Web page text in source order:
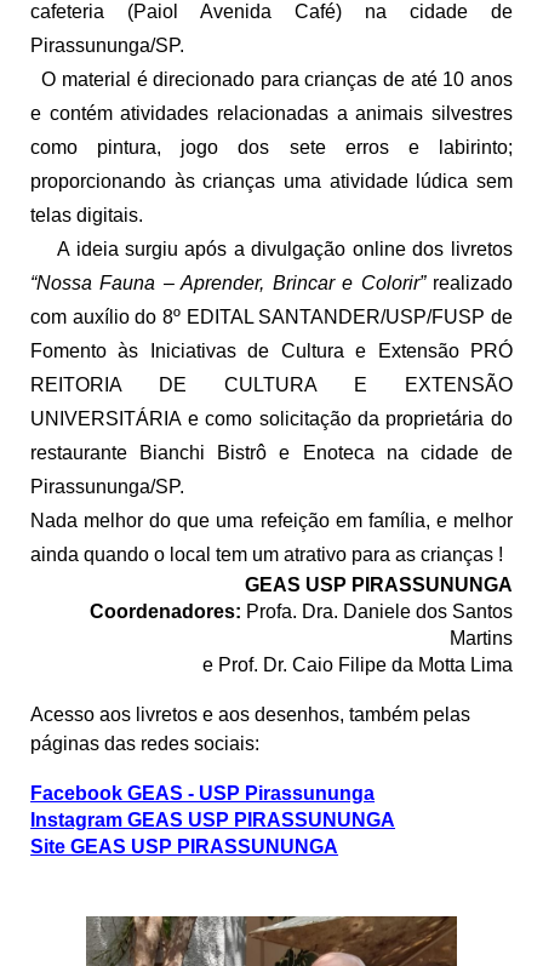
cafeteria (Paiol Avenida Café) na cidade de
Pirassununga/SP.
O material é direcionado para crianças de até 10 anos
e contém atividades relacionadas a animais silvestres
como pintura, jogo dos sete erros e labirinto;
proporcionando às crianças uma atividade lúdica sem
telas digitais.
A ideia surgiu após a divulgação online dos livretos
“Nossa Fauna – Aprender, Brincar e Colorir” realizado
com auxílio do 8º EDITAL SANTANDER/USP/FUSP de
Fomento às Iniciativas de Cultura e Extensão PRÓ
REITORIA DE CULTURA E EXTENSÃO
UNIVERSITÁRIA e como solicitação da proprietária do
restaurante Bianchi Bistrô e Enoteca na cidade de
Pirassununga/SP.
Nada melhor do que uma refeição em família, e melhor
ainda quando o local tem um atrativo para as crianças !
GEAS USP PIRASSUNUNGA
Coordenadores: Profa. Dra. Daniele dos Santos
Martins
e Prof. Dr. Caio Filipe da Motta Lima
Acesso aos livretos e aos desenhos, também pelas
páginas das redes sociais:
Facebook GEAS - USP Pirassununga
Instagram GEAS USP PIRASSUNUNGA
Site GEAS USP PIRASSUNUNGA